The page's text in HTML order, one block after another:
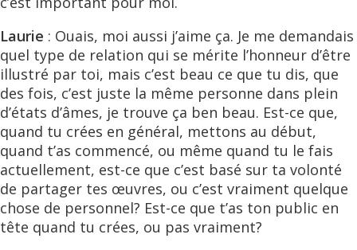
Laurie : Ouais, moi aussi j’aime ça. Je me demandais
quel type de relation qui se mérite l’honneur d’être
illustré par toi, mais c’est beau ce que tu dis, que
des fois, c’est juste la même personne dans plein
d’états d’âmes, je trouve ça ben beau. Est-ce que,
quand tu crées en général, mettons au début,
quand t’as commencé, ou même quand tu le fais
actuellement, est-ce que c’est basé sur ta volonté
de partager tes œuvres, ou c’est vraiment quelque
chose de personnel? Est-ce que t’as ton public en
tête quand tu crées, ou pas vraiment?